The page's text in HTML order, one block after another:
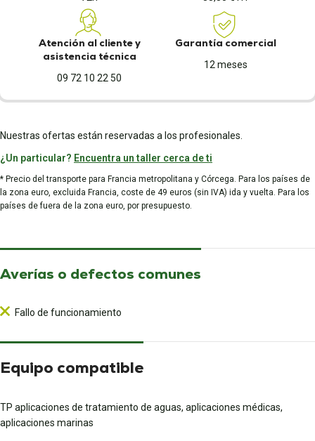
Atención al cliente y
asistencia técnica
09 72 10 22 50
Garantía comercial
12 meses
Nuestras ofertas están reservadas a los profesionales.
¿Un particular? Encuentra un taller cerca de ti
* Precio del transporte para Francia metropolitana y Córcega. Para los países de
la zona euro, excluida Francia, coste de 49 euros (sin IVA) ida y vuelta. Para los
países de fuera de la zona euro, por presupuesto.
Averías o defectos comunes
Fallo de funcionamiento
Equipo compatible
TP aplicaciones de tratamiento de aguas, aplicaciones médicas,
aplicaciones marinas